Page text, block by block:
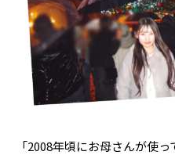
「2008年頃にお母さんが使